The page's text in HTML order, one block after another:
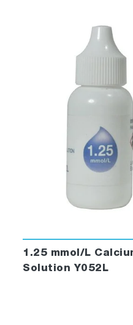
1.25 mmol/L
Solution Y052L